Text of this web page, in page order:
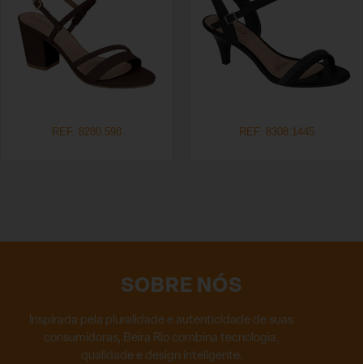
REF. 8280.598 REF. 8308.1445
SOBRE NÓS
Inspirada pela pluralidade e autenticidade de suas
consumidoras, Beira Rio combina tecnologia,
qualidade e design inteligente.